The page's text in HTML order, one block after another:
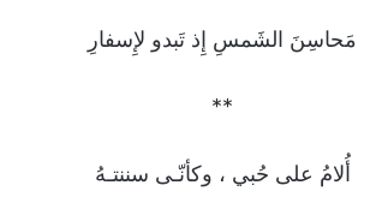
مَحاسِنَ الشَمسِ إِذ تَبدو لإِسفارِ
**
أُلامُ على حُبي ، وكأنّـى سننتـهُ